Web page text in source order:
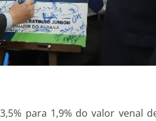
para 1,9% do valor venal